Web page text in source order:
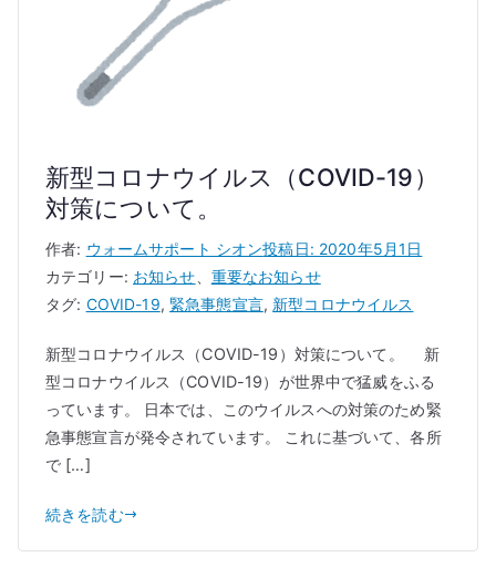
新型コロナウイルス（COVID-19）
対策について。
作者: ウォームサポート シオン投稿日: 2020年5月1日
カテゴリー: お知らせ
重要なお知らせ
タグ: COVID-19,緊急事態宣言, 新型コロナウイルス
新型コロナウイルス（COVID-19）対策について。 新
型コロナウイルス（COVID-19）が世界中で猛威をふる
っています。 日本では、このウイルスへの対策のため緊
急事態宣言が発令されています。 これに基づいて、各所
で […]
続きを読む